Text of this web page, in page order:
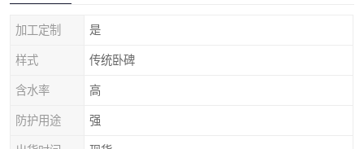
加工定制 是
样式 传统卧碑
含水率 高
防护用途 强